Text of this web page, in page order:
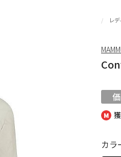
レ
カ